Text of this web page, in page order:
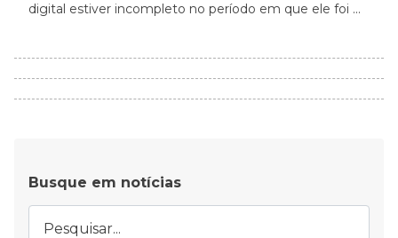
digital estiver incompleto no período em que ele foi ...
Busque em notícias